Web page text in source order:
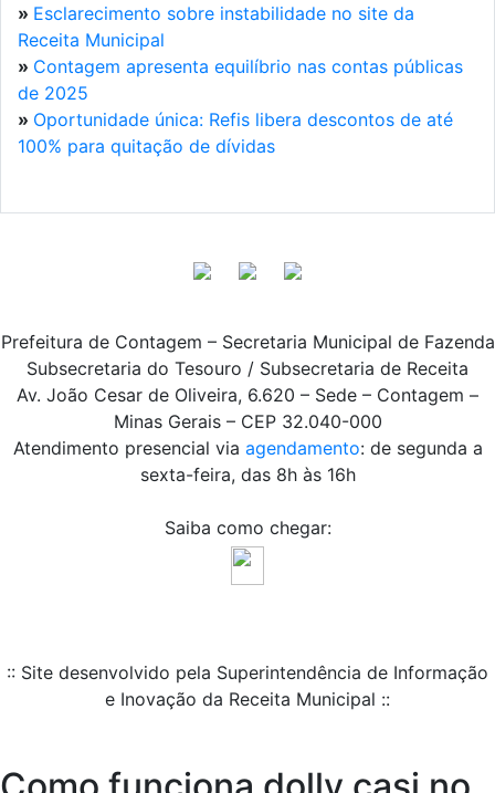
» Esclarecimento sobre instabilidade no site da
Receita Municipal
» Contagem apresenta equilíbrio nas contas públicas
de 2025
» Oportunidade única: Refis libera descontos de até
100% para quitação de dívidas
Prefeitura de Contagem – Secretaria Municipal de Fazenda
Subsecretaria do Tesouro / Subsecretaria de Receita
Av. João Cesar de Oliveira, 6.620 – Sede – Contagem –
Minas Gerais – CEP 32.040-000
Atendimento presencial via agendamento: de segunda a
sexta-feira, das 8h às 16h
Saiba como chegar:
:: Site desenvolvido pela Superintendência de Informação
e Inovação da Receita Municipal ::